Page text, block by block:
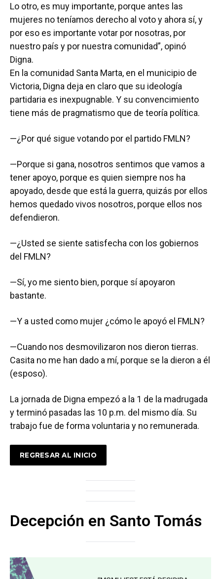
Lo otro, es muy importante, porque antes las
mujeres no teníamos derecho al voto y ahora sí, y
por eso es importante votar por nosotras, por
nuestro país y por nuestra comunidad”, opinó
Digna.
En la comunidad Santa Marta, en el municipio de
Victoria, Digna deja en claro que su ideología
partidaria es inexpugnable. Y su convencimiento
tiene más de pragmatismo que de teoría política.
—¿Por qué sigue votando por el partido FMLN?
—Porque si gana, nosotros sentimos que vamos a
tener apoyo, porque es quien siempre nos ha
apoyado, desde que está la guerra, quizás por ellos
hemos quedado vivos nosotros, porque ellos nos
defendieron.
—¿Usted se siente satisfecha con los gobiernos
del FMLN?
—Sí, yo me siento bien, porque sí apoyaron
bastante.
—Y a usted como mujer ¿cómo le apoyó el FMLN?
—Cuando nos desmovilizaron nos dieron tierras.
Casita no me han dado a mí, porque se la dieron a él
(esposo).
La jornada de Digna empezó a la 1 de la madrugada
y terminó pasadas las 10 p.m. del mismo día. Su
trabajo fue de forma voluntaria y no remunerada.
REGRESAR AL INICIO
Decepción en Santo Tomás